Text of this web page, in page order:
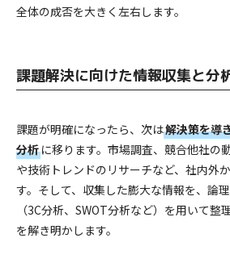
全体の成否を大きく左右します。
課題解決に向けた情報収集と分
課題が明確になったら、次は解決策を導
分析 に移ります。市場調査、競合他社の
や技術トレンドのリサーチなど、社内外
す。そして、収集した膨大な情報を、論
（3C分析、SWOT分析など）を用いて
を解き明かします。